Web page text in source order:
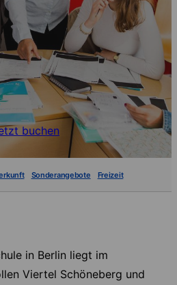
buchen
Sonderangebote Freizeit
in Berlin liegt im
Viertel Schöneberg und